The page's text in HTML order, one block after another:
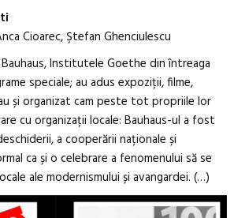
Cioarec, Ştefan Ghenciulescu
Institutele Goethe din întreaga
speciale; au adus expoziții, filme,
și organizat cam peste tot propriile lor
cu organizații locale:Bauhaus-ul a fost
a cooperării naționale și
ca și o celebrare a fenomenului să se
ale modernismului și avangardei. (…)